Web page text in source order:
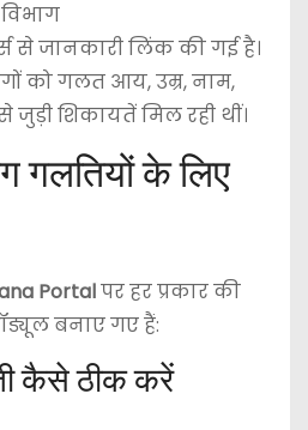
से जानकारी लिंक की गई है।
को गलत आय, उम्र, नाम,
जुड़ी शिकायतें मिल रही थीं।
के लिए
Portalपर हर प्रकार की
बनाए गए हैं:
कैसे ठीक करें